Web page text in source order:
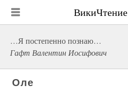
ВикиЧтение
…Я постепенно познаю…
Гафт Валентин Иосифович
Оле